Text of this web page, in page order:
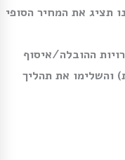
תציג את המחיר הסופי
ההובלה/איסוף
והשלימו את תהליך